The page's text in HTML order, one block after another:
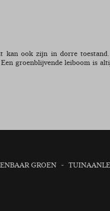
kan ook zijn in dorre
groenblijvende leiboom is
GROEN